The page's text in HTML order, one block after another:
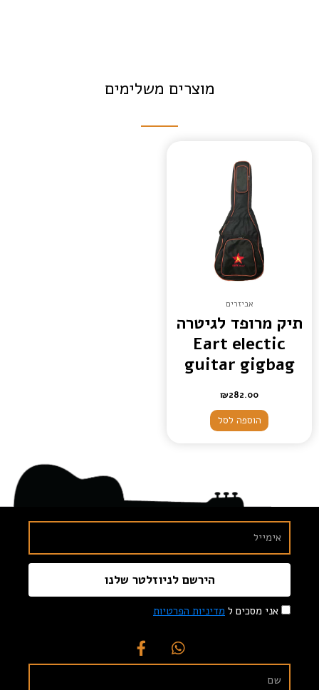
מוצרים משלימים
אביזרים
תיק מרופד לגיטרה
Eart electic
guitar gigbag
₪282.00
הוספה לסל
אני מסכים ל מדיניות הפרטיות
הירשם לניוזלטר שלנו